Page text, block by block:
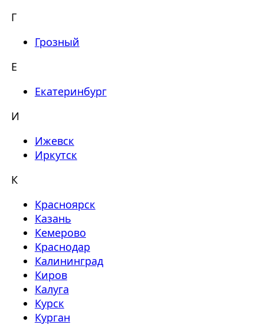
Г
Грозный
Е
Екатеринбург
И
Ижевск
Иркутск
К
Красноярск
Казань
Кемерово
Краснодар
Калининград
Киров
Калуга
Курск
Курган